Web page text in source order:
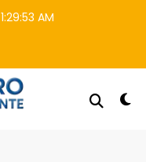
1:29:54 AM